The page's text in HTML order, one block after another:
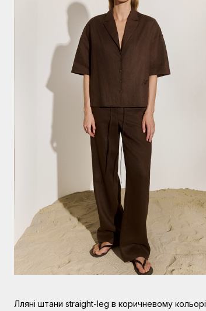
L XL
Лляні штани straight-leg в коричневому кольорі